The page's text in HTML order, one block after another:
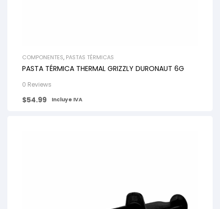
COMPONENTES, PASTAS TÉRMICAS
PASTA TÉRMICA THERMAL GRIZZLY DURONAUT 6G
0 Reviews
$54.99 Incluye IVA